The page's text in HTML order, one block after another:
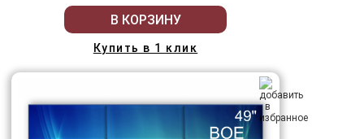
В КОРЗИНУ
Купить в 1 клик